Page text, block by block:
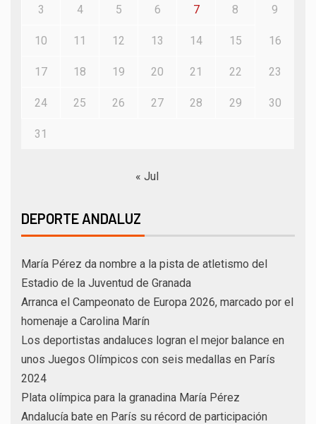
3 4 5 6 7 8 9
10 11 12 13 14 15 16
17 18 19 20 21 22 23
24 25 26 27 28 29 30
31
« Jul
DEPORTE ANDALUZ
María Pérez da nombre a la pista de atletismo del
Estadio de la Juventud de Granada
Arranca el Campeonato de Europa 2026, marcado por el
homenaje a Carolina Marín
Los deportistas andaluces logran el mejor balance en
unos Juegos Olímpicos con seis medallas en París
2024
Plata olímpica para la granadina María Pérez
Andalucía bate en París su récord de participación